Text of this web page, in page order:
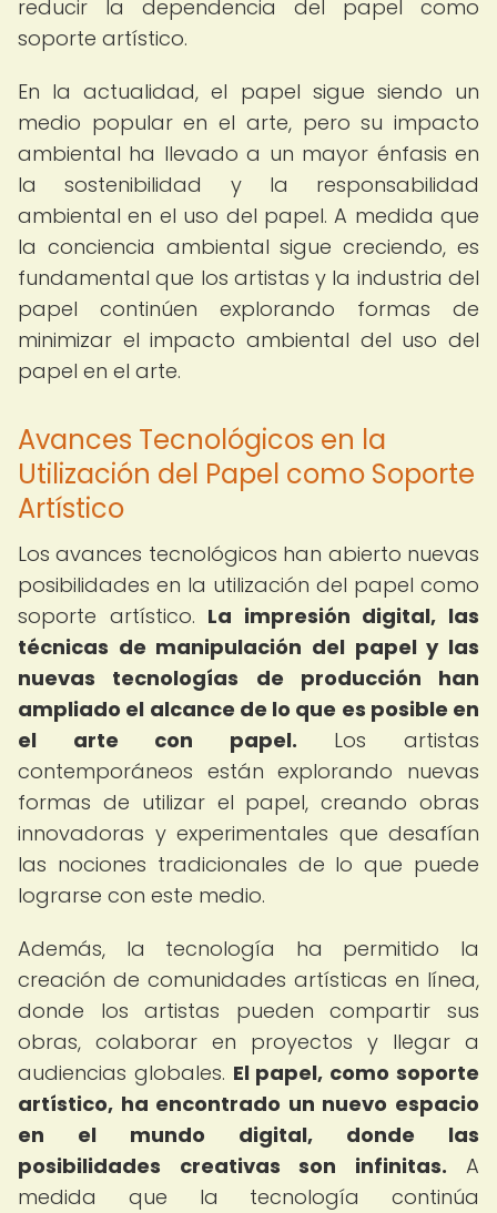
reducir la dependencia del papel como
soporte artístico.
En la actualidad, el papel sigue siendo un
medio popular en el arte, pero su impacto
ambiental ha llevado a un mayor énfasis en
la sostenibilidad y la responsabilidad
ambiental en el uso del papel. A medida que
la conciencia ambiental sigue creciendo, es
fundamental que los artistas y la industria del
papel continúen explorando formas de
minimizar el impacto ambiental del uso del
papel en el arte.
Avances Tecnológicos en la
Utilización del Papel como Soporte
Artístico
Los avances tecnológicos han abierto nuevas
posibilidades en la utilización del papel como
soporte artístico. La impresión digital, las
técnicas de manipulación del papel y las
nuevas tecnologías de producción han
ampliado el alcance de lo que es posible en
el arte con papel. Los artistas
contemporáneos están explorando nuevas
formas de utilizar el papel, creando obras
innovadoras y experimentales que desafían
las nociones tradicionales de lo que puede
lograrse con este medio.
Además, la tecnología ha permitido la
creación de comunidades artísticas en línea,
donde los artistas pueden compartir sus
obras, colaborar en proyectos y llegar a
audiencias globales. El papel, como soporte
artístico, ha encontrado un nuevo espacio
en el mundo digital, donde las
posibilidades creativas son infinitas. A
medida que la tecnología continúa